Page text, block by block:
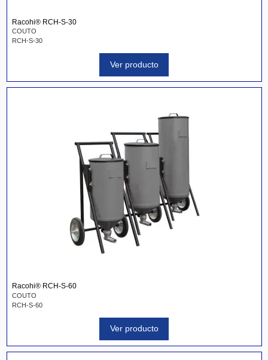
Racohi® RCH-S-30
COUTO
RCH-S-30
Ver producto
Racohi® RCH-S-60
COUTO
RCH-S-60
Ver producto